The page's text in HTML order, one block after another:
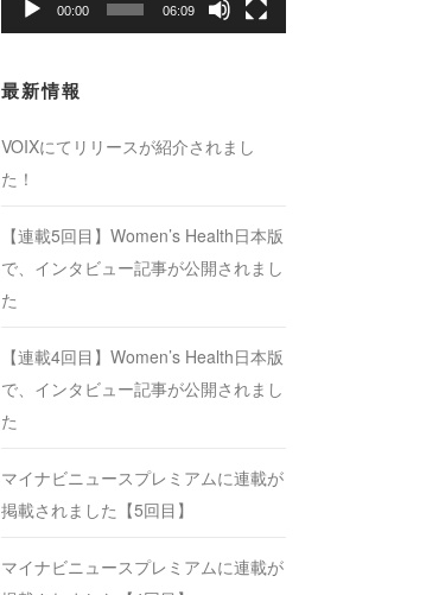
ー
00:00 06:09
最新情報
VOIXにてリリースが紹介されまし
た！
【連載5回目】Women’s Health日本版
で、インタビュー記事が公開されまし
た
【連載4回目】Women’s Health日本版
で、インタビュー記事が公開されまし
た
マイナビニュースプレミアムに連載が
掲載されました【5回目】
マイナビニュースプレミアムに連載が